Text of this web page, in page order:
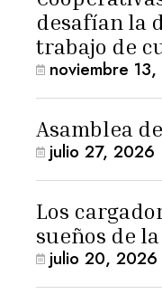
desafían la
trabajo de
noviembre
Asamblea
julio 27, 2026
Los
sueños de
julio 20, 2026